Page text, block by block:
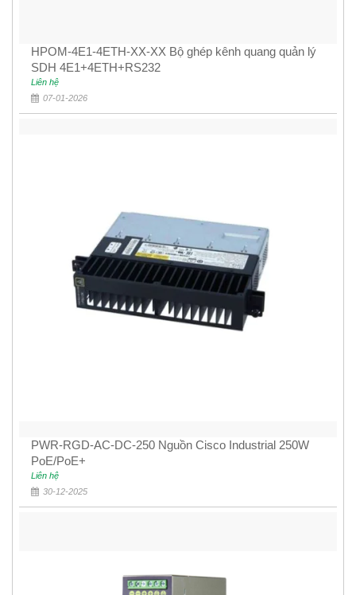
HPOM-4E1-4ETH-XX-XX Bộ ghép kênh quang quản lý
SDH 4E1+4ETH+RS232
Liên hệ
07-01-2026
PWR-RGD-AC-DC-250 Nguồn Cisco Industrial 250W
PoE/PoE+
Liên hệ
30-12-2025